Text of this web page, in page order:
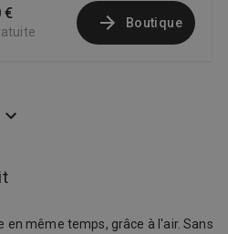
€
Boutique
en même temps, grâce à l'air. Sans